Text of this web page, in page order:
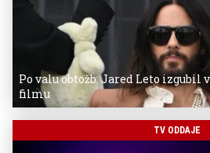
Po valu obtožb: Jared Leto izgubil
filmu
TV ODDAJE